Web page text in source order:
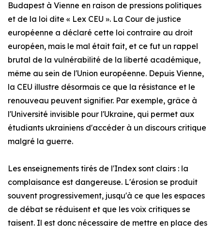
Budapest à Vienne en raison de pressions politiques
et de la loi dite « Lex CEU ». La Cour de justice
européenne a déclaré cette loi contraire au droit
européen, mais le mal était fait, et ce fut un rappel
brutal de la vulnérabilité de la liberté académique,
même au sein de l'Union européenne. Depuis Vienne,
la CEU illustre désormais ce que la résistance et le
renouveau peuvent signifier. Par exemple, grâce à
l'Université invisible pour l'Ukraine, qui permet aux
étudiants ukrainiens d'accéder à un discours critique
malgré la guerre.
Les enseignements tirés de l'Index sont clairs : la
complaisance est dangereuse. L'érosion se produit
souvent progressivement, jusqu'à ce que les espaces
de débat se réduisent et que les voix critiques se
taisent. Il est donc nécessaire de mettre en place des